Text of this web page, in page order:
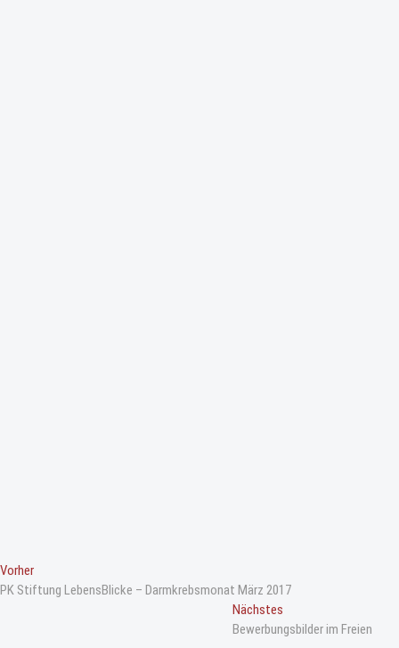
B
e
VorherVorheriger
Beitrag
PK Stiftung LebensBlicke – Darmkrebsmonat März 2017
Nächstes
Beitrag
Bewerbungsbilder im Freien